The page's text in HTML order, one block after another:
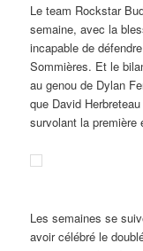
Le team Rockstar
semaine, avec la
incapable de
Sommières. Et le
au genou de Dylan
que David
survolant la première
Les semaines se
avoir célébré le